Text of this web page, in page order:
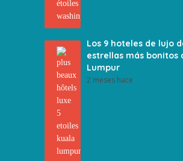
Los 9 hoteles de lujo
estrellas más bonitos
Lumpur
2 meses hace